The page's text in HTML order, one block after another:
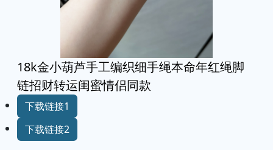
18k金小葫芦手工编织细手绳本命年红绳脚
链招财转运闺蜜情侣同款
下载链接1
下载链接2